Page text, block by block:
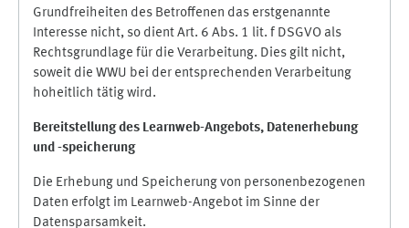
Grundfreiheiten des Betroffenen das erstgenannte
Interesse nicht, so dient Art. 6 Abs. 1 lit. f DSGVO als
Rechtsgrundlage für die Verarbeitung. Dies gilt nicht,
soweit die WWU bei der entsprechenden Verarbeitung
hoheitlich tätig wird.
Bereitstellung des Learnweb-Angebots, Datenerhebung
und -speicherung
Die Erhebung und Speicherung von personenbezogenen
Daten erfolgt im Learnweb-Angebot im Sinne der
Datensparsamkeit.